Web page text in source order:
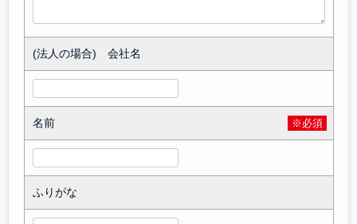
(法人の場合) 会社名
名前 ※必須
ふりがな